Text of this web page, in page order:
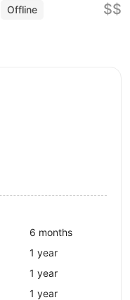
Offline
$$
6 months
1 year
1 year
1 year